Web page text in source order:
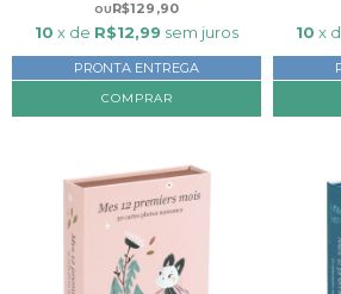
R$129,90
10 x de R$12,99 sem juros
PRONTA ENTREGA
10 x